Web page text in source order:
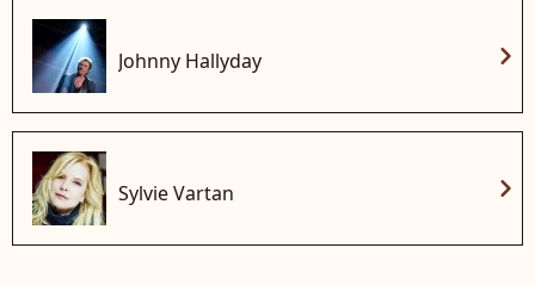
Johnny Hallyday chevron_right
Sylvie Vartan chevron_right